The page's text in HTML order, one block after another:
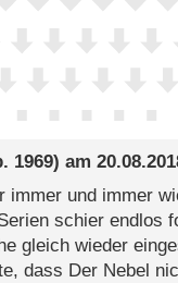
1969) am
immer und immer
schier endlos
gleich wieder
dass Der Nebel